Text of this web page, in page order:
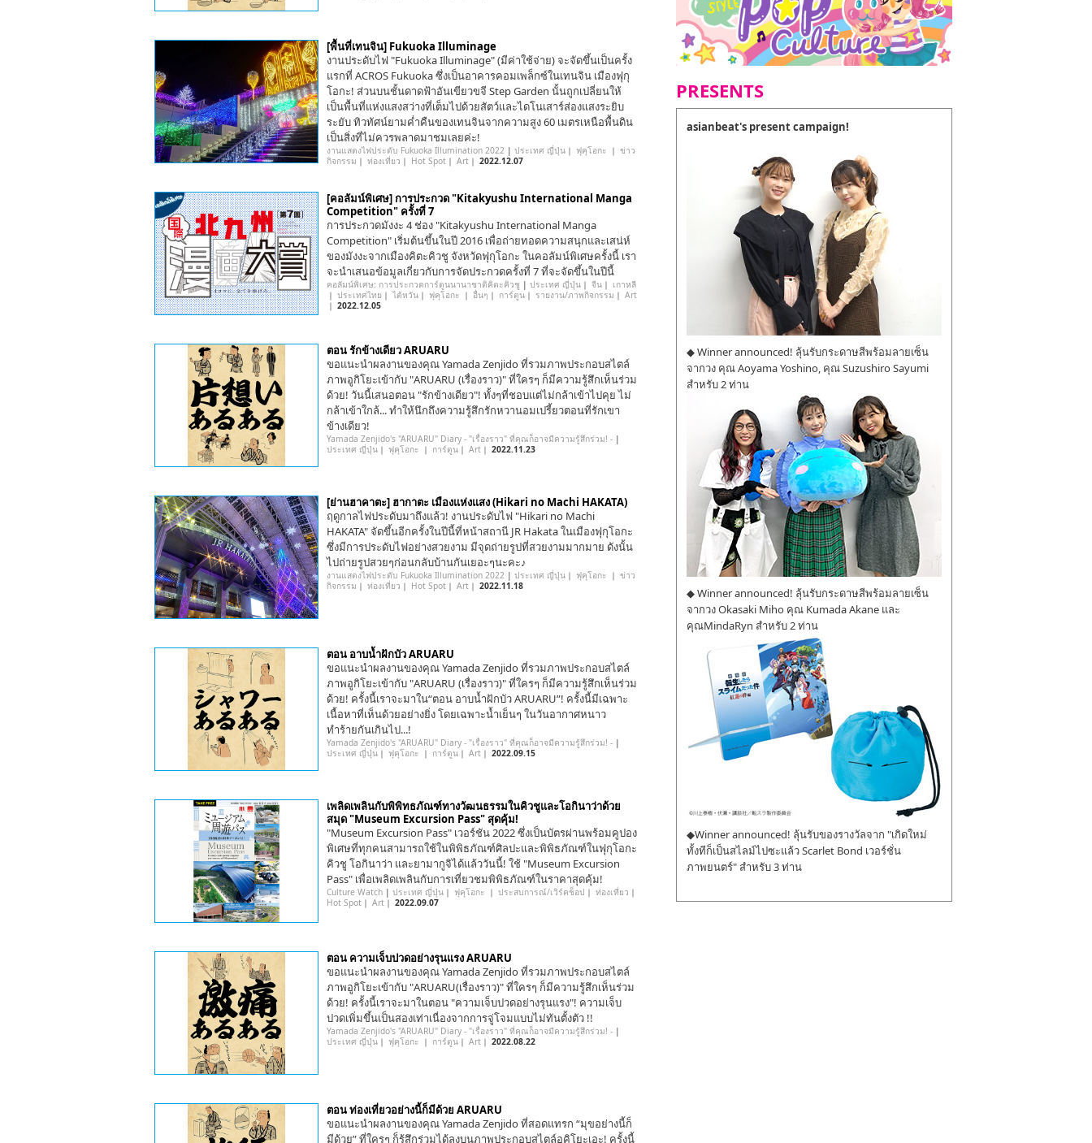
[พื้นที่เทนจิน] Fukuoka Illuminage
งานประดับไฟ "Fukuoka Illuminage" (มีค่าใช้จ่าย) จะจัดขึ้นเป็นครั้ง
แรกที่ ACROS Fukuoka ซึ่งเป็นอาคารคอมเพล็กซ์ในเทนจิน เมืองฟุกุ
โอกะ! ส่วนบนชั้นดาดฟ้าอันเขียวขจี Step Garden นั้นถูกเปลี่ยนให้
เป็นพื้นที่แห่งแสงสว่างที่เต็มไปด้วยสัตว์และไดโนเสาร์ส่องแสงระยิบ
ระยับ ทิวทัศน์ยามค่ำคืนของเทนจินจากความสูง 60 เมตรเหนือพื้นดิน
เป็นสิ่งที่ไม่ควรพลาดมาชมเลยค่ะ!
งานแสดงไฟประดับ Fukuoka Illumination 2022 | ประเทศ ญี่ปุ่น ｜ ฟุคุโอกะ ｜ ข่าว
กิจกรรม ｜ ท่องเที่ยว ｜ Hot Spot ｜ Art ｜ 2022.12.07
[คอลัมน์พิเศษ] การประกวด "Kitakyushu International Manga
Competition" ครั้งที่ 7
การประกวดมังงะ 4 ช่อง "Kitakyushu International Manga
Competition" เริ่มต้นขึ้นในปี 2016 เพื่อถ่ายทอดความสนุกและเสน่ห์
ของมังงะจากเมืองคิตะคิวชู จังหวัดฟุกุโอกะ ในคอลัมน์พิเศษครั้งนี้ เรา
จะนำเสนอข้อมูลเกี่ยวกับการจัดประกวดครั้งที่ 7 ที่จะจัดขึ้นในปีนี้
คอลัมน์พิเศษ: การประกวดการ์ตูนนานาชาติคิตะคิวชู | ประเทศ ญี่ปุ่น ｜ จีน ｜ เกาหลี
｜ ประเทศไทย ｜ไต้หวัน ｜ ฟุคุโอกะ ｜ อื่นๆ ｜ การ์ตูน ｜ รายงาน/ภาพกิจกรรม ｜ Art
｜ 2022.12.05
ตอน รักข้างเดียว ARUARU
ขอแนะนำผลงานของคุณ Yamada Zenjido ที่รวมภาพประกอบสไตล์
ภาพอูกิโยะเข้ากับ "ARUARU (เรื่องราว)" ที่ใครๆ ก็มีความรู้สึกเห็นร่วม
ด้วย! วันนี้เสนอตอน "รักข้างเดียว"! ทั้งๆที่ชอบแต่ไม่กล้าเข้าไปคุย ไม่
กล้าเข้าใกล้... ทำให้นึกถึงความรู้สึกรักหวานอมเปรี้ยวตอนที่รักเขา
ข้างเดียว!
Yamada Zenjido's "ARUARU" Diary - "เรื่องราว" ที่คุณก็อาจมีความรู้สึกร่วม! - |
ประเทศ ญี่ปุ่น ｜ ฟุคุโอกะ ｜ การ์ตูน ｜ Art ｜ 2022.11.23
[ย่านฮาคาตะ] ฮากาตะ เมืองแห่งแสง (Hikari no Machi HAKATA)
ฤดูกาลไฟประดับมาถึงแล้ว! งานประดับไฟ "Hikari no Machi
HAKATA" จัดขึ้นอีกครั้งในปีนี้ที่หน้าสถานี JR Hakata ในเมืองฟุกุโอกะ
ซึ่งมีการประดับไฟอย่างสวยงาม มีจุดถ่ายรูปที่สวยงามมากมาย ดังนั้น
ไปถ่ายรูปสวยๆก่อนกลับบ้านกันเยอะๆนะคะ♪
งานแสดงไฟประดับ Fukuoka Illumination 2022 | ประเทศ ญี่ปุ่น ｜ ฟุคุโอกะ ｜ ข่าว
กิจกรรม ｜ ท่องเที่ยว ｜ Hot Spot ｜ Art ｜ 2022.11.18
ตอน อาบน้ำฝักบัว ARUARU
ขอแนะนำผลงานของคุณ Yamada Zenjido ที่รวมภาพประกอบสไตล์
ภาพอูกิโยะเข้ากับ "ARUARU (เรื่องราว)" ที่ใครๆ ก็มีความรู้สึกเห็นร่วม
ด้วย! ครั้งนี้เราจะมาใน“ตอน อาบน้ำฝักบัว ARUARU”! ครั้งนี้มีเฉพาะ
เนื้อหาที่เห็นด้วยอย่างยิ่ง โดยเฉพาะน้ำเย็นๆ ในวันอากาศหนาว
ทำร้ายกันเกินไป...!
Yamada Zenjido's "ARUARU" Diary - "เรื่องราว" ที่คุณก็อาจมีความรู้สึกร่วม! - |
ประเทศ ญี่ปุ่น ｜ ฟุคุโอกะ ｜ การ์ตูน ｜ Art ｜ 2022.09.15
เพลิดเพลินกับพิพิทธภัณฑ์ทางวัฒนธรรมในคิวชูและโอกินาว่าด้วย
สมุด "Museum Excursion Pass" สุดคุ้ม!
"Museum Excursion Pass" เวอร์ชัน 2022 ซึ่งเป็นบัตรผ่านพร้อมคูปอง
พิเศษที่ทุกคนสามารถใช้ในพิพิธภัณฑ์ศิลปะและพิพิธภัณฑ์ในฟุกุโอกะ
คิวชู โอกินาว่า และยามากูจิได้แล้ววันนี้! ใช้ "Museum Excursion
Pass" เพื่อเพลิดเพลินกับการเที่ยวชมพิพิธภัณฑ์ในราคาสุดคุ้ม!
Culture Watch | ประเทศ ญี่ปุ่น ｜ ฟุคุโอกะ ｜ ประสบการณ์/เวิร์คช็อป ｜ ท่องเที่ยว ｜
Hot Spot ｜ Art ｜ 2022.09.07
ตอน ความเจ็บปวดอย่างรุนแรง ARUARU
ขอแนะนำผลงานของคุณ Yamada Zenjido ที่รวมภาพประกอบสไตล์
ภาพอูกิโยะเข้ากับ "ARUARU(เรื่องราว)" ที่ใครๆ ก็มีความรู้สึกเห็นร่วม
ด้วย! ครั้งนี้เราจะมาในตอน "ความเจ็บปวดอย่างรุนแรง"! ความเจ็บ
ปวดเพิ่มขึ้นเป็นสองเท่าเนื่องจากการจู่โจมแบบไม่ทันตั้งตัว !!
Yamada Zenjido's "ARUARU" Diary - "เรื่องราว" ที่คุณก็อาจมีความรู้สึกร่วม! - |
ประเทศ ญี่ปุ่น ｜ ฟุคุโอกะ ｜ การ์ตูน ｜ Art ｜ 2022.08.22
ตอน ท่องเที่ยวอย่างนี้ก็มีด้วย ARUARU
ขอแนะนำผลงานของคุณ Yamada Zenjido ที่สอดแทรก “มุขอย่างนี้ก็
มีด้วย” ที่ใครๆ ก็รู้สึกร่วมได้ลงบนภาพประกอบสไตล์อุคิโยะเอะ! ครั้งนี้
PRESENTS
asianbeat's present campaign!
◆ Winner announced! ลุ้นรับกระดาษสีพร้อมลายเซ็น
จากวง คุณ Aoyama Yoshino, คุณ Suzushiro Sayumi
สำหรับ 2 ท่าน
◆ Winner announced! ลุ้นรับกระดาษสีพร้อมลายเซ็น
จากวง Okasaki Miho คุณ Kumada Akane และ
คุณMindaRyn สำหรับ 2 ท่าน
◆Winner announced! ลุ้นรับของรางวัลจาก "เกิดใหม่
ทั้งทีก็เป็นสไลม์ไปซะแล้ว Scarlet Bond เวอร์ชั่น
ภาพยนตร์" สำหรับ 3 ท่าน